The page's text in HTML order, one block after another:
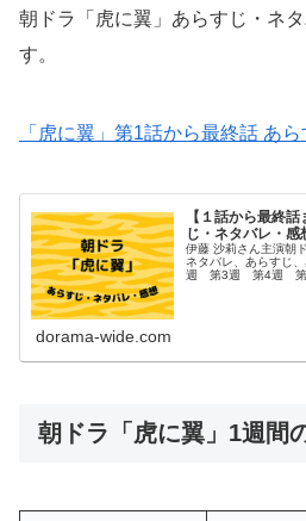
朝ドラ「虎に翼」あらすじ・ネ
す。
「虎に翼」第1話から最終話 あ
【１話から最終
じ・ネタバレ・感
伊藤 沙莉さん主演朝
ネタバレ、あらすじ
週 第3週 第4週
dorama-wide.com
朝ドラ「虎に翼」1週間